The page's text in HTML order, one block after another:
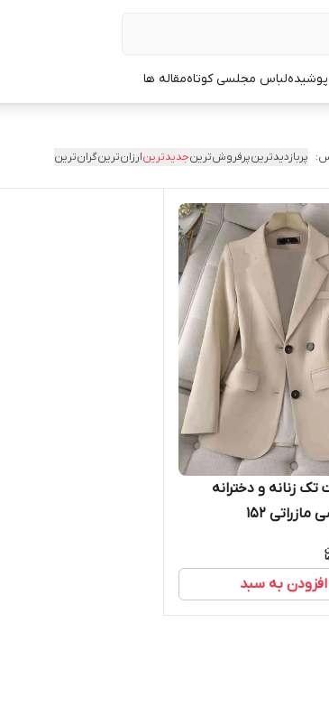
لباس مجلسی کوتاهمقاله ها
پربازدیدترینپرفروش‌ترینجدیدترینارزان‌ترینگران‌ترین
زنانه و دخترانه
۱۵۲
افزودن به سبد